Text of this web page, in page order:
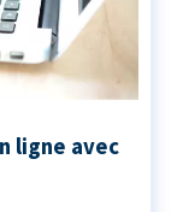
ligne avec